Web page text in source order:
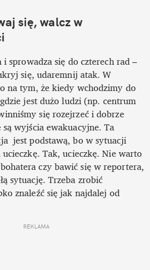
się, walcz w
i sprowadza się do czterech rad –
się, udaremnij atak. W
na tym, że kiedy wchodzimy do
jest dużo ludzi (np. centrum
się rozejrzeć i dobrze
wyjścia ewakuacyjne. Ta
jest podstawą, bo w sytuacji
ucieczkę. Tak, ucieczkę. Nie warto
czy bawić się w reportera,
sytuację. Trzeba zrobić
znaleźć się jak najdalej od
REKLAMA